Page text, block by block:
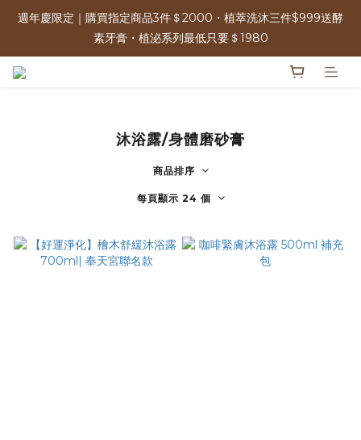
週年慶限定｜購買指定商品3件＄2000・植萃洗沐三件$999送酵
素牙膏・植泌系列最低只要＄1980
週年慶限定｜購買指定商品3件＄2000・植萃洗沐三件$999送酵
素牙膏・植泌系列最低只要＄1980
免運優惠中 | 07/17-07/17 週年慶加碼 全館0元免運日
素牙膏・植泌系列最低只要＄1980
沐浴露/身體磨砂膏
商品排序
每頁顯示 24 個